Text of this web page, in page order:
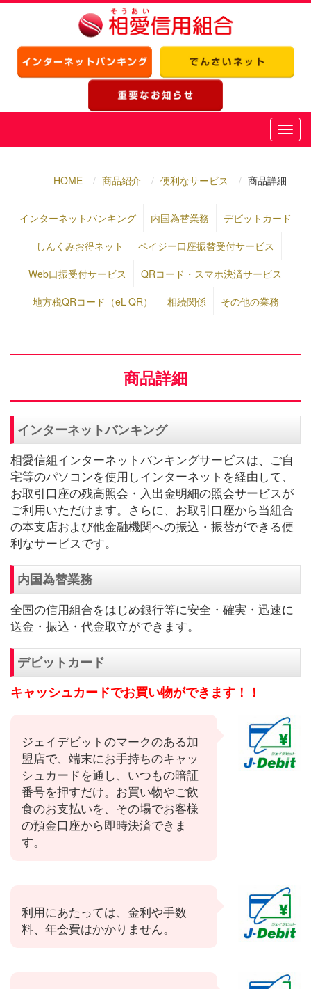
HOME 商品紹介 便利なサービス 商品詳細
インターネットバンキング 内国為替業務
デビットカード
しんくみお得ネット
ペイジー口座振替受付サービス
Web口振受付サービス
QRコード・スマホ決済サービス
地方税QRコード（eL-QR）
相続関係 その他の業務
商品詳細
インターネットバンキング
相愛信組インターネットバンキングサービスは、ご自
宅等のパソコンを使用しインターネットを経由して、
お取引口座の残高照会・入出金明細の照会サービスが
ご利用いただけます。さらに、お取引口座から当組合
の本支店および他金融機関への振込・振替ができる便
利なサービスです。
内国為替業務
全国の信用組合をはじめ銀行等に安全・確実・迅速に
送金・振込・代金取立ができます。
デビットカード
キャッシュカードでお買い物ができます！！
ジェイデビットのマークのある加
盟店で、端末にお手持ちのキャッ
シュカードを通し、いつもの暗証
番号を押すだけ。お買い物やご飲
食のお支払いを、その場でお客様
の預金口座から即時決済できま
す。
利用にあたっては、金利や手数
料、年会費はかかりません。